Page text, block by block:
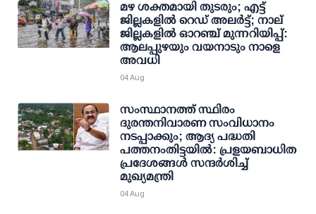
മഴ ശക്തമായി തുടരും; എട്ട്
ജില്ലകളില്‍ റെഡ് അലര്‍ട്ട്; നാല്
ജില്ലകളില്‍ ഓറഞ്ച് മുന്നറിയിപ്പ്:
ആലപ്പുഴയും വയനാടും നാളെ
അവധി
04 Aug
സംസ്ഥാനത്ത് സ്ഥിരം
ദുരന്തനിവാരണ സംവിധാനം
നടപ്പാക്കും; ആദ്യ പദ്ധതി
പത്തനംതിട്ടയില്‍: പ്രളയബാധിത
പ്രദേശങ്ങള്‍ സന്ദര്‍ശിച്ച്
മുഖ്യമന്ത്രി
04 Aug